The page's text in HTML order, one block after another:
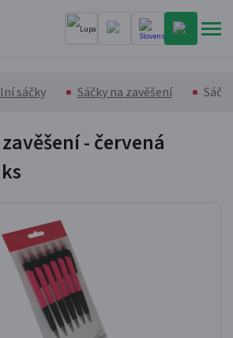
sáčky Sáčky na zavěšení
- červená